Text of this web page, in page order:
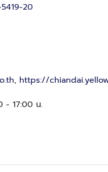
20
, https://
- 17:00 น.